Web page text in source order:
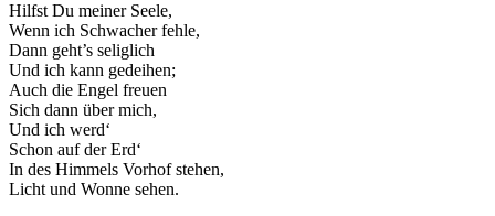
Hilfst Du meiner Seele,
Wenn ich Schwacher fehle,
Dann geht’s seliglich
Und ich kann gedeihen;
Auch die Engel freuen
Sich dann über mich,
Und ich werd‘
Schon auf der Erd‘
In des Himmels Vorhof stehen,
Licht und Wonne sehen.